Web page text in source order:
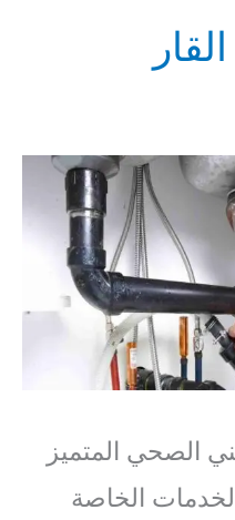
الصحي المتميز
الخاصة